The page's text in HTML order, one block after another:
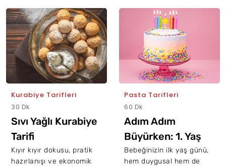
Kurabiye Tarifleri
30 Dk
Sıvı Yağlı Kurabiye
Tarifi
Kıyır kıyır dokusu, pratik
hazırlanışı ve ekonomik
Pasta Tarifleri
60 Dk
Adım Adım
Büyürken: 1. Yaş
Pastası Tarifi
Bebeğinizin ilk yaş günü,
hem duygusal hem de